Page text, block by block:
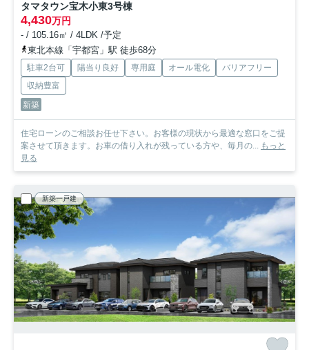
タマタウン宝木小東3号棟
4,430万円
- / 105.16㎡ / 4LDK /予定
東北本線「宇都宮」駅 徒歩68分
駐車2台可 陽当り良好 専用庭 オール電化
バリアフリー
収納豊富
新築
住宅ローンのご相談お任せ下さい。お客様の現状から最適な窓口をご提
案させて頂きます。お車の借り入れが残っている方や、毎月の... もっと
見る
新築一戸建